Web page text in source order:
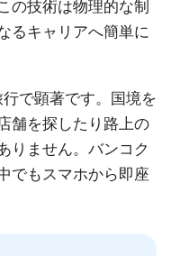
の技術は物理的な制
るキャリアへ簡単に
で顕著です。国境を
舗を探したり路上の
りません。バンコク
でもスマホから即座